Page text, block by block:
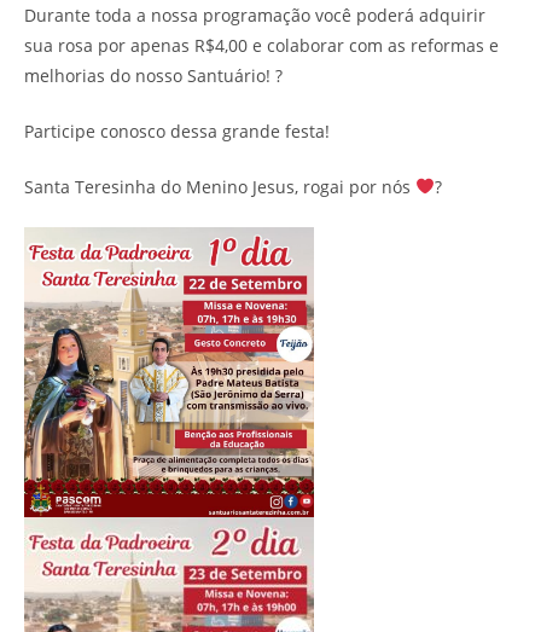
Durante toda a nossa programação você poderá adquirir
sua rosa por apenas R$4,00 e colaborar com as reformas e
melhorias do nosso Santuário! ?
Participe conosco dessa grande festa!
Santa Teresinha do Menino Jesus, rogai por nós ?